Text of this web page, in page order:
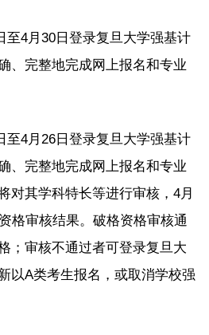
至4月30日登录复旦大学强基计
、完整地完成网上报名和专业
至4月26日登录复旦大学强基计
、完整地完成网上报名和专业
对其学科特长等进行审核，4月
格审核结果。破格资格审核通
；审核不通过者可登录复旦大
以A类考生报名，或取消学校强